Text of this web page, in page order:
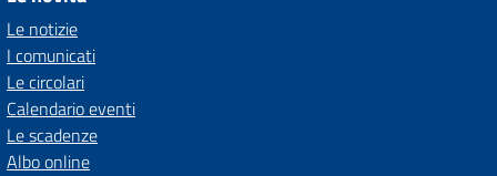
Le notizie
I comunicati
Le circolari
Calendario eventi
Le scadenze
Albo online